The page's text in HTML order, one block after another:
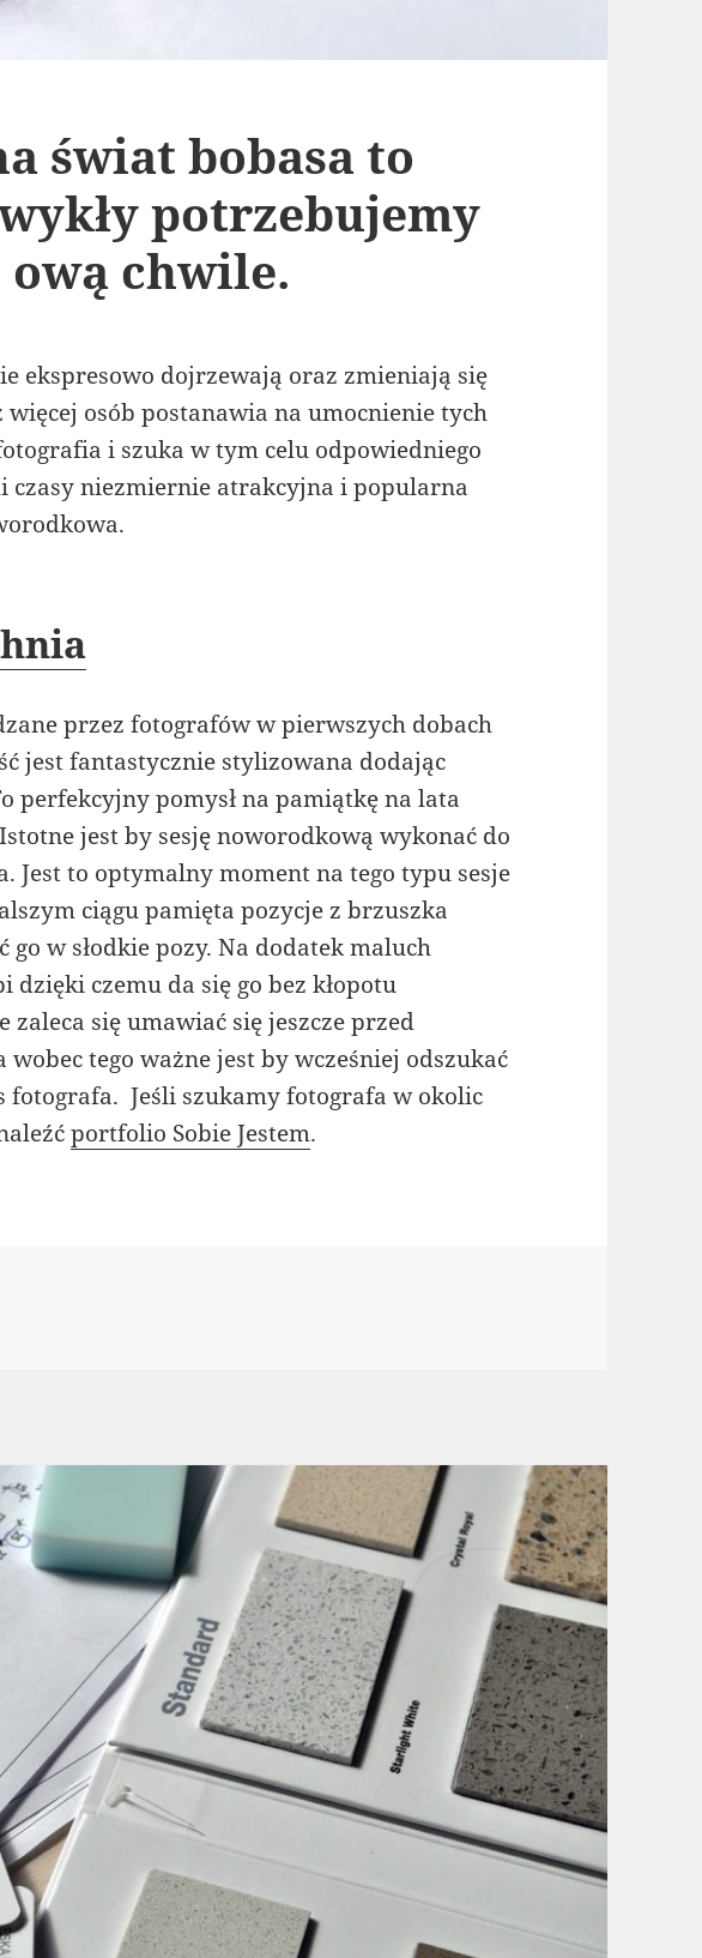
świat bobasa to
potrzebujemy
chwile.
ekspresowo dojrzewają oraz zmieniają się
osób postanawia na umocnienie tych
i szuka w tym celu odpowiedniego
czasy niezmiernie atrakcyjna i popularna
przez fotografów w pierwszych dobach
jest fantastycznie stylizowana dodając
perfekcyjny pomysł na pamiątkę na lata
jest by sesję noworodkową wykonać do
Jest to optymalny moment na tego typu sesje
ciągu pamięta pozycje z brzuszka
go w słodkie pozy. Na dodatek maluch
dzięki czemu da się go bez kłopotu
zaleca się umawiać się jeszcze przed
tego ważne jest by wcześniej odszukać
fotografa. Jeśli szukamy fotografa w okolic
portfolio Sobie Jestem.